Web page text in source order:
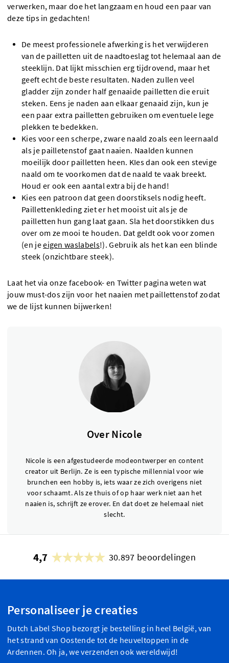
verwerken, maar doe het langzaam en houd een paar van
deze tips in gedachten!
De meest professionele afwerking is het verwijderen
van de pailletten uit de naadtoeslag tot helemaal aan de
steeklijn. Dat lijkt misschien erg tijdrovend, maar het
geeft echt de beste resultaten. Naden zullen veel
gladder zijn zonder half genaaide pailletten die eruit
steken. Eens je naden aan elkaar genaaid zijn, kun je
een paar extra pailletten gebruiken om eventuele lege
plekken te bedekken.
Kies voor een scherpe, zware naald zoals een leernaald
als je pailletenstof gaat naaien. Naalden kunnen
moeilijk door pailletten heen. KIes dan ook een stevige
naald om te voorkomen dat de naald te vaak breekt.
Houd er ook een aantal extra bij de hand!
Kies een patroon dat geen doorstiksels nodig heeft.
Paillettenkleding ziet er het mooist uit als je de
pailletten hun gang laat gaan. Sla het doorstikken dus
over om ze mooi te houden. Dat geldt ook voor zomen
(en jeeigen waslabels!). Gebruik als het kan een blinde
steek (onzichtbare steek).
Laat het via onze facebook- en Twitter pagina weten wat
jouw must-dos zijn voor het naaien met paillettenstof zodat
we de lijst kunnen bijwerken!
Over Nicole
Nicole is een afgestudeerde modeontwerper en content
creator uit Berlijn. Ze is een typische millennial voor wie
brunchen een hobby is, iets waar ze zich overigens niet
voor schaamt. Als ze thuis of op haar werk niet aan het
naaien is, schrijft ze erover. En dat doet ze helemaal niet
slecht.
4,7 30.897 beoordelingen
Personaliseer je creaties
Dutch Label Shop bezorgt je bestelling in heel België, van
het strand van Oostende tot de heuveltoppen in de
Ardennen. Oh ja, we verzenden ook wereldwijd!